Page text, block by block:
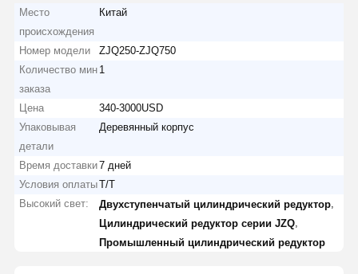
Место
происхождения
Китай
Номер модели
ZJQ250-ZJQ750
Количество мин
заказа
1
Цена
340-3000USD
Упаковывая
детали
Деревянный корпус
Время доставки7 дней
Условия оплатыТ/Т
Высокий свет:
Двухступенчатый цилиндрический редуктор
Цилиндрический редуктор серии JZQ
Промышленный цилиндрический редуктор